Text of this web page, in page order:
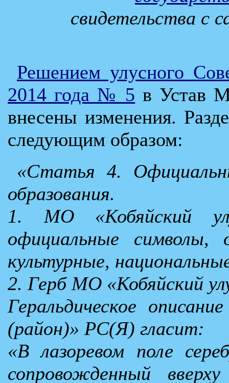
свидетельства с
Решением улусного
2014 года № 5 в Устав
внесены изменения.
следующим образом:
«Статья 4.
образования.
1. МО «Кобяйский
официальные символы,
культурные,
2. Герб МО «Кобяйский
Геральдическое
(район)» РС(Я) гласит:
«В лазоревом поле
сопровожденный